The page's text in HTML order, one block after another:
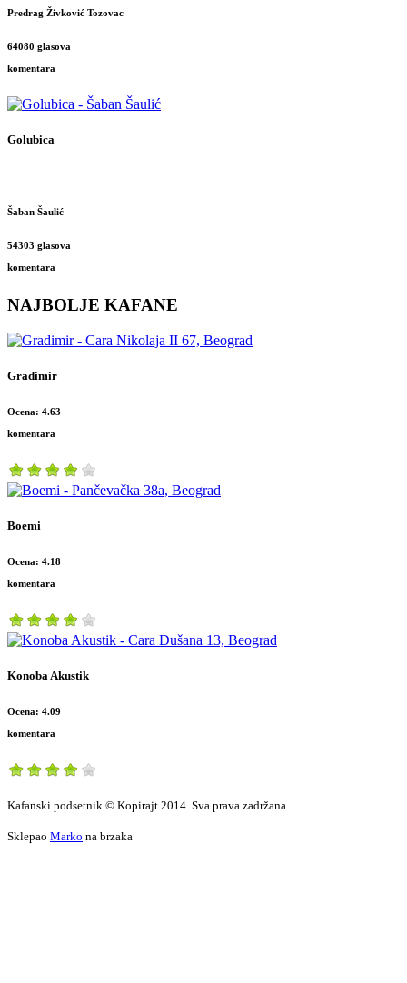
Predrag Živković Tozovac
64080 glasova
komentara
Golubica
Šaban Šaulić
54303 glasova
komentara
NAJBOLJE KAFANE
Gradimir
Ocena: 4.63
komentara
Boemi
Ocena: 4.18
komentara
Konoba Akustik
Ocena: 4.09
komentara
Kafanski podsetnik © Kopirajt 2014. Sva prava zadržana.
Sklepao Marko na brzaka